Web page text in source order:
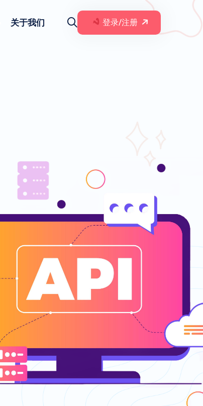
关于我们 登录/注册